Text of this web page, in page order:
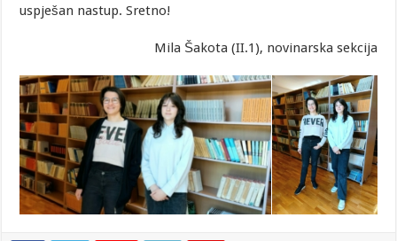
uspješan nastup. Sretno!
Mila Šakota (II.1), novinarska sekcija